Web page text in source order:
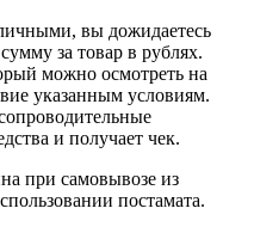
вы дожидаетесь
за товар в рублях.
можно осмотреть на
указанным условиям.
и получает чек.
при самовывозе из
постамата.